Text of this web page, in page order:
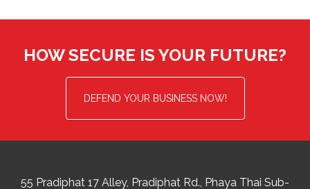
HOW SECURE IS YOUR FUTURE?
DEFEND YOUR BUSINESS NOW!
55 Pradiphat 17 Alley, Pradiphat Rd., Phaya Thai Sub-